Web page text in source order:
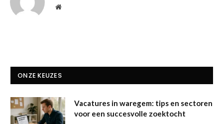
Website
ONZE KEUZES
Vacatures in waregem: tips en sectoren
voor een succesvolle zoektocht